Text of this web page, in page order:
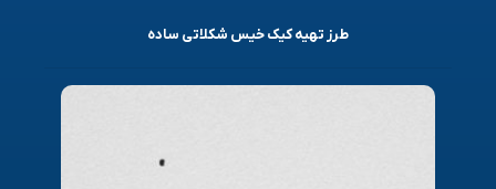
طرز تهیه کیک خیس شکلاتی ساده